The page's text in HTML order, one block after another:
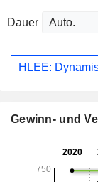
Dauer
HLEE:
Gewinn- und